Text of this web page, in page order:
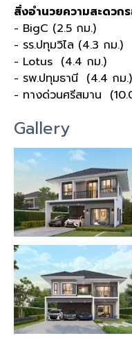
สิ่งอำนวยความสะดวก
- BigC (2.5 กม.)
- รร.ปทุมวิไล (4.3 กม.)
- Lotus (4.4 กม.)
- รพ.ปทุมธานี (4.4 กม.)
- ทางด่วนศรีสมาน
Gallery